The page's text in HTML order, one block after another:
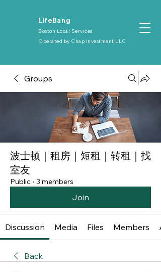
​LifeBang
Boston Local Services
Operated by Chap Investment LLC
Groups
波士顿｜租房｜短租｜转租｜找
室友
Public · 3 members
Join
Discussion Media Files Members
Back